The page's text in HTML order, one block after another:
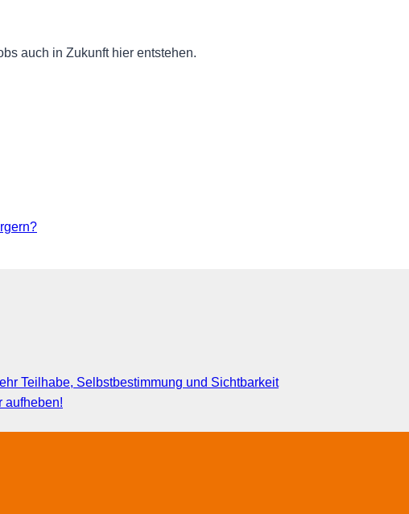
auch in Zukunft hier entstehen.
Teilhabe, Selbstbestimmung und Sichtbarkeit
aufheben!